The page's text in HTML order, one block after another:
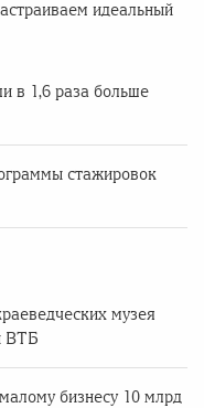
идеальный
в 1,6 раза больше
стажировок
музея
ВТБ
бизнесу 10 млрд